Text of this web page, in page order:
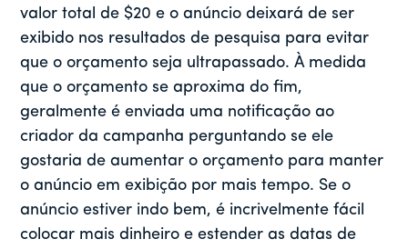
valor total de $20 e o anúncio deixará de ser
exibido nos resultados de pesquisa para evitar
que o orçamento seja ultrapassado. À medida
que o orçamento se aproxima do fim,
geralmente é enviada uma notificação ao
criador da campanha perguntando se ele
gostaria de aumentar o orçamento para manter
o anúncio em exibição por mais tempo. Se o
anúncio estiver indo bem, é incrivelmente fácil
colocar mais dinheiro e estender as datas de